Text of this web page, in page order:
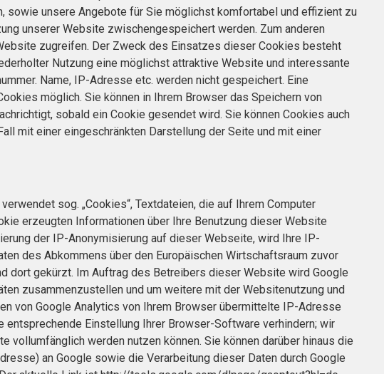
sowie unsere Angebote für Sie möglichst komfortabel und effizient zu
unserer Website zwischengespeichert werden. Zum anderen
zugreifen. Der Zweck des Einsatzes dieser Cookies besteht
Nutzung eine möglichst attraktive Website und interessante
Name, IP-Adresse etc. werden nicht gespeichert. Eine
möglich. Sie können in Ihrem Browser das Speichern von
sobald ein Cookie gesendet wird. Sie können Cookies auch
mit einer eingeschränkten Darstellung der Seite und mit einer
sog. „Cookies“, Textdateien, die auf Ihrem Computer
erzeugten Informationen über Ihre Benutzung dieser Website
der IP-Anonymisierung auf dieser Webseite, wird Ihre IP-
des Abkommens über den Europäischen Wirtschaftsraum zuvor
dort gekürzt. Im Auftrag des Betreibers dieser Website wird Google
zusammenzustellen und um weitere mit der Websitenutzung und
von Google Analytics von Ihrem Browser übermittelte IP-Adresse
Einstellung Ihrer Browser-Software verhindern; wir
werden nutzen können. Sie können darüber hinaus die
an Google sowie die Verarbeitung dieser Daten durch Google